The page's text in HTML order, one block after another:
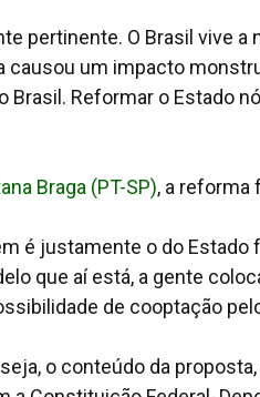
pertinente. O Brasil vive
causou um impacto
Brasil. Reformar o Estado
Braga (PT-SP), a reforma
é justamente o do
que aí está, a gente
de cooptação
o conteúdo da